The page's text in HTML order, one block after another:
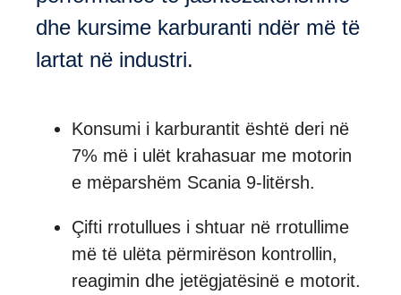
dhe kursime karburanti ndër më të
lartat në industri.
Konsumi i karburantit është deri në
7% më i ulët krahasuar me motorin
e mëparshëm Scania 9-litërsh.
Çifti rrotullues i shtuar në rrotullime
më të ulëta përmirëson kontrollin,
reagimin dhe jetëgjatësinë e motorit.